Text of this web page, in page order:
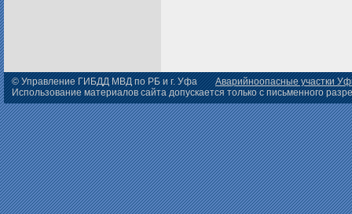
© Управление ГИБДД МВД по РБ и г. Уфа
Аварийноопасные участки
Использование материалов сайта допускается только с письменного